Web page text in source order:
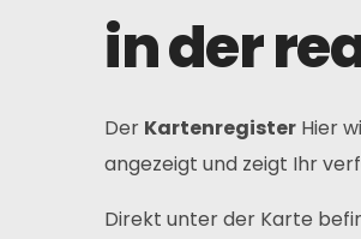
in der
Der Kartenregister Hier
angezeigt und zeigt Ihr
Direkt unter der Karte